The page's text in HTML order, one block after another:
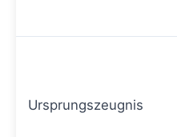
Ursprungszeugnis